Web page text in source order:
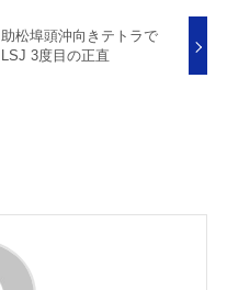
助松埠頭沖向きテトラで
LSJ 3度目の正直